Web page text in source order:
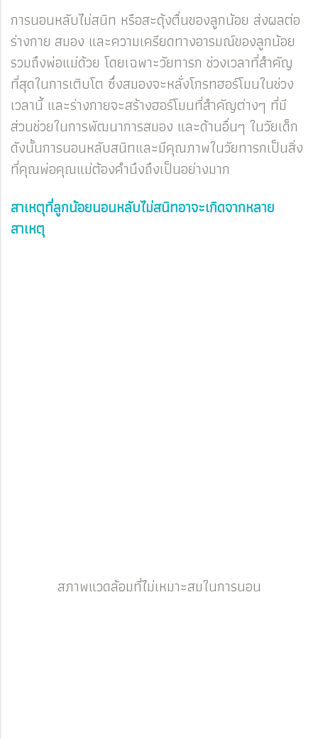
การนอนหลับไม่สนิท หรือสะดุ้งตื่นของลูกน้อย ส่งผลต่อ
ร่างกาย สมอง และความเครียดทางอารมณ์ของลูกน้อย
รวมถึงพ่อแม่ด้วย โดยเฉพาะวัยทารก ช่วงเวลาที่สำคัญ
ที่สุดในการเติบโต ซึ่งสมองจะหลั่งโกรทฮอร์โมนในช่วง
เวลานี้ และร่างกายจะสร้างฮอร์โมนที่สำคัญต่างๆ ที่มี
ส่วนช่วยในการพัฒนาการสมอง และด้านอื่นๆ ในวัยเด็ก
ดังนั้นการนอนหลับสนิทและมีคุณภาพในวัยทารกเป็นสิ่ง
ที่คุณพ่อคุณแม่ต้องคำนึงถึงเป็นอย่างมาก
สาเหตุที่ลูกน้อยนอนหลับไม่สนิทอาจะเกิดจากหลาย
สาเหตุ
สภาพแวดล้อมที่ไม่เหมาะสมในการนอน